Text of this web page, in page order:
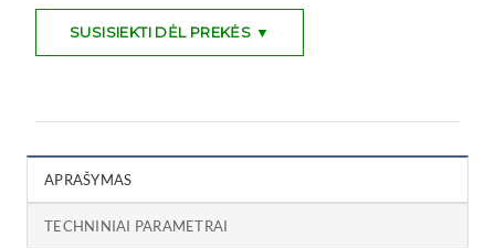
SUSISIEKTI DĖL PREKĖS ▼
APRAŠYMAS
TECHNINIAI PARAMETRAI